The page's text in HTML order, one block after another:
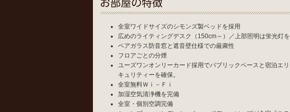
全室ワイドサイズのシモンズ製ベッドを採用
広めのライティングデスク（150cm～）／上部照明は蛍光灯
ペアガラス防音窓と遮音壁仕様での厳粛性
フロアごとの分煙
ユーズワンオンリーカード採用でパブリックペースと宿泊エ
キュリティーを確保。
全室無料Ｗｉ－Ｆｉ
加湿空気清浄機を完備
全室・個別空調完備